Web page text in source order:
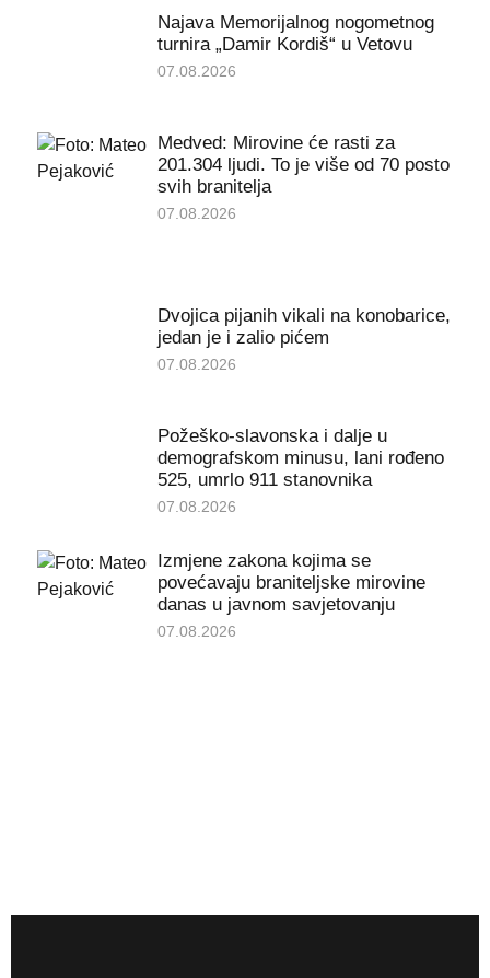
Najava Memorijalnog nogometnog
turnira „Damir Kordiš“ u Vetovu
07.08.2026
Medved: Mirovine će rasti za
201.304 ljudi. To je više od 70 posto
svih branitelja
07.08.2026
Dvojica pijanih vikali na konobarice,
jedan je i zalio pićem
07.08.2026
Požeško-slavonska i dalje u
demografskom minusu, lani rođeno
525, umrlo 911 stanovnika
07.08.2026
Izmjene zakona kojima se
povećavaju braniteljske mirovine
danas u javnom savjetovanju
07.08.2026